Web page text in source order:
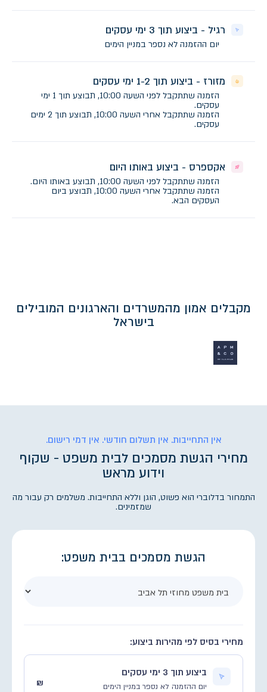
רגיל - ביצוע תוך 3 ימי עסקים
יום ההזמנה לא נספר במניין הימים
מזורז - ביצוע תוך 1-2 ימי עסקים
הזמנה שתתקבל לפני השעה 10:00, תבוצע תוך 1 ימי
עסקים.
הזמנה שתתקבל אחרי השעה 10:00, תבוצע תוך 2 ימים
עסקים.
אקספרס - ביצוע באותו היום
הזמנה שתתקבל לפני השעה 10:00, תבוצע באותו היום.
הזמנה שתתקבל אחרי השעה 10:00, תבוצע ביום
העסקים הבא.
מקבלים אמון מהמשרדים והארגונים המובילים
בישראל
אין התחייבות. אין תשלום חודשי. אין דמי רישום.
מחירי הגשת מסמכים לבית משפט - שקוף
וידוע מראש
התמחור בדלוברי הוא פשוט, הוגן וללא התחייבות. משלמים רק עבור מה
שמזמינים.
הגשת מסמכים בבית משפט:
מחירי בסיס לפי מהירות ביצוע:
ביצוע תוך 3 ימי עסקים
יום ההזמנה לא נספר במניין הימים ₪